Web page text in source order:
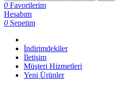
0 Favorilerim
Hesabım
0 Sepetim
İndirimdekiler
İletişim
Müşteri Hizmetleri
Yeni Ürünler